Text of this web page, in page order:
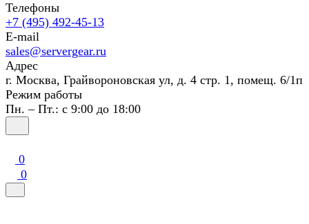
Телефоны
+7 (495) 492-45-13
E-mail
sales@servergear.ru
Адрес
г. Москва, Грайвороновская ул, д. 4 стр. 1, помещ. 6/1п
Режим работы
Пн. – Пт.: с 9:00 до 18:00
0
0